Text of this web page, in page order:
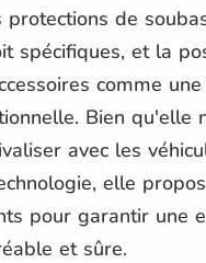
de
spécifiques, et la
comme
Bien qu'elle
avec les
elle
pour garantir une
et sûre.